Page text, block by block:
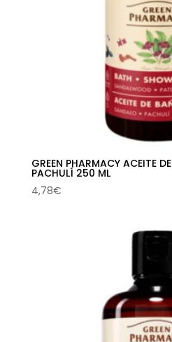
GREEN PHARMACY ACEITE
PACHULÍ 250 ML
4,78€